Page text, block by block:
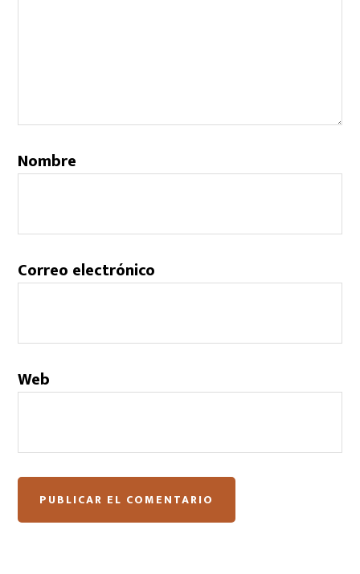
Nombre
Correo electrónico
Web